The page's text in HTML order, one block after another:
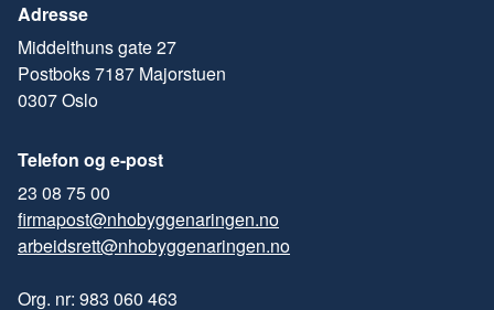
Adresse
Middelthuns gate 27
Postboks 7187 Majorstuen
0307 Oslo
Telefon og e-post
23 08 75 00
firmapost@nhobyggenaringen.no
arbeidsrett@nhobyggenaringen.no
Org. nr: 983 060 463